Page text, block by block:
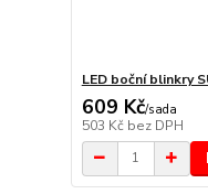
LED boční blinkry
609 Kč/sada
503 Kč bez DPH